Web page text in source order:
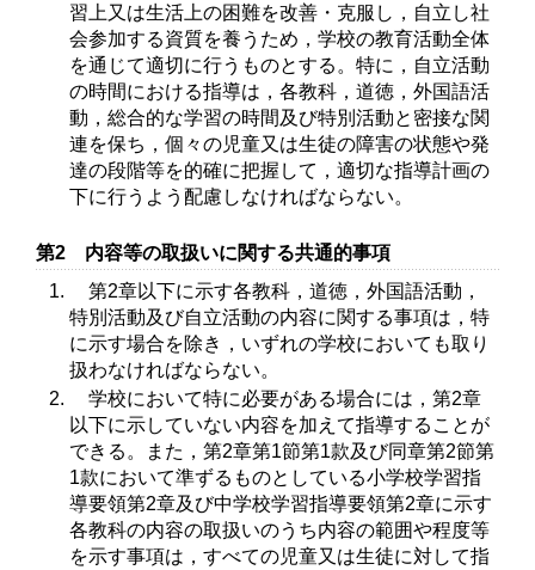
習上又は生活上の困難を改善・克服し，自立し社
会参加する資質を養うため，学校の教育活動全体
を通じて適切に行うものとする。特に，自立活動
の時間における指導は，各教科，道徳，外国語活
動，総合的な学習の時間及び特別活動と密接な関
連を保ち，個々の児童又は生徒の障害の状態や発
達の段階等を的確に把握して，適切な指導計画の
下に行うよう配慮しなければならない。
第2 内容等の取扱いに関する共通的事項
第2章以下に示す各教科，道徳，外国語活動，
特別活動及び自立活動の内容に関する事項は，特
に示す場合を除き，いずれの学校においても取り
扱わなければならない。
学校において特に必要がある場合には，第2章
以下に示していない内容を加えて指導することが
できる。また，第2章第1節第1款及び同章第2節第
1款において準ずるものとしている小学校学習指
導要領第2章及び中学校学習指導要領第2章に示す
各教科の内容の取扱いのうち内容の範囲や程度等
を示す事項は，すべての児童又は生徒に対して指